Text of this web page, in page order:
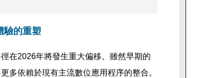
驗的重塑
在2026年將發生重大偏移。雖然早期的
多依賴於現有主流數位應用程序的整合。